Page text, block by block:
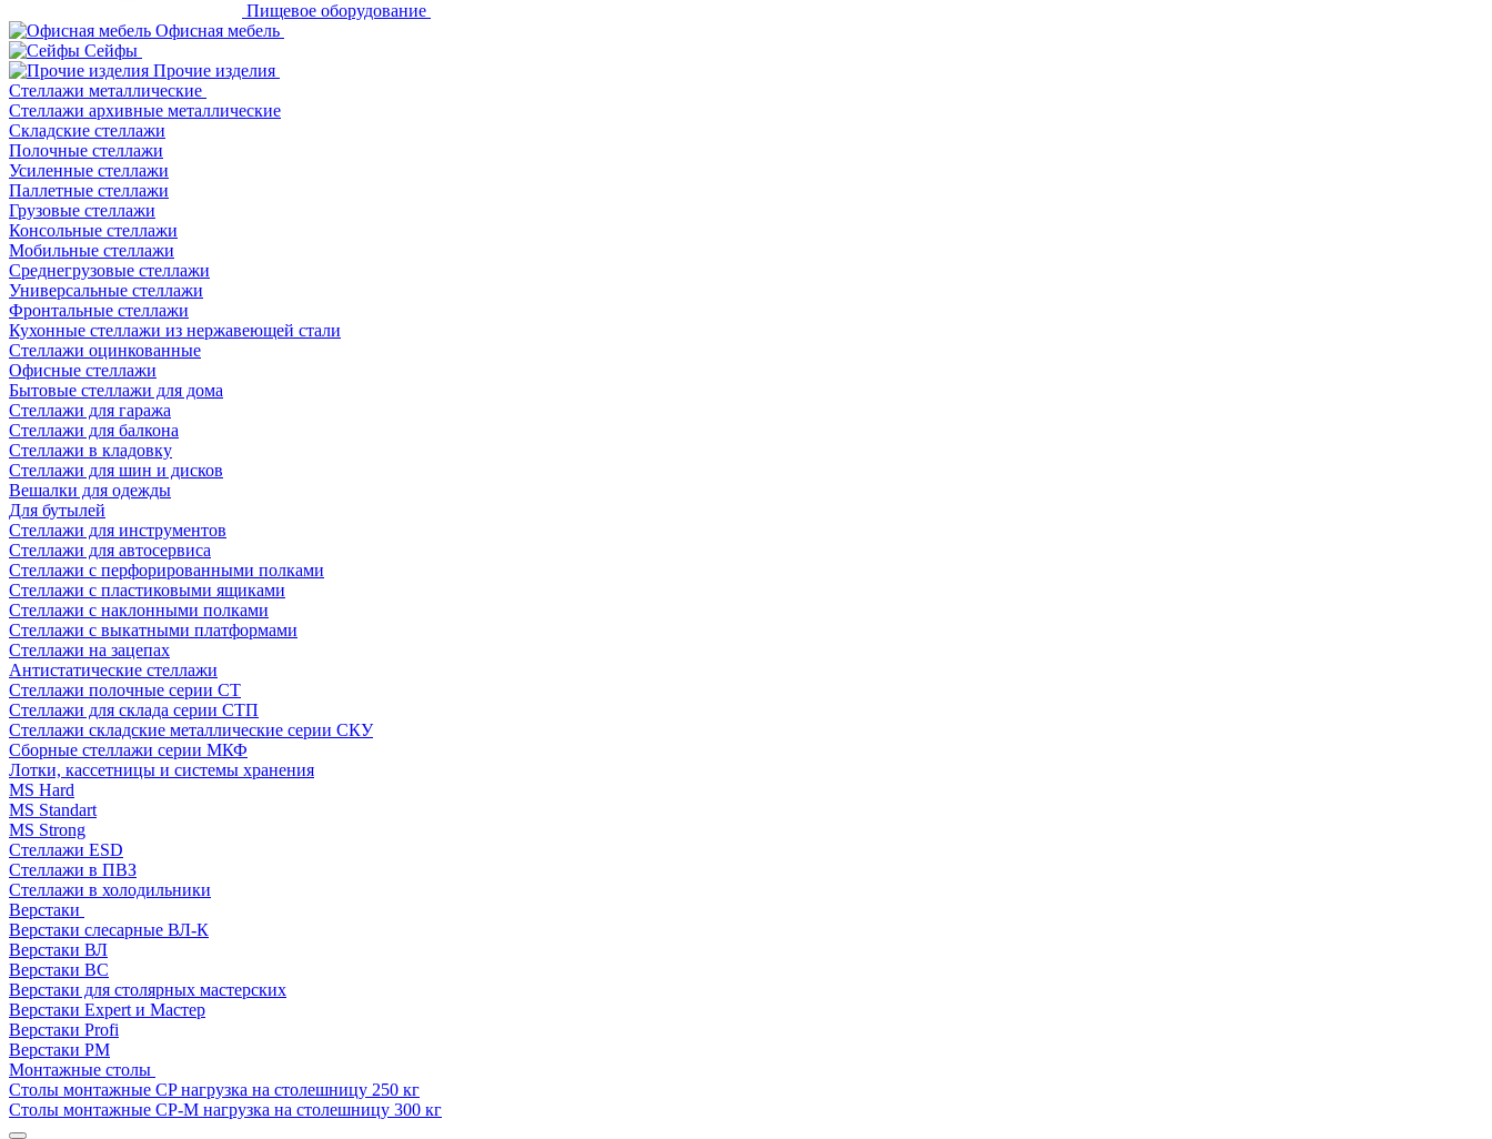
Пищевое оборудование
Офисная мебель
Сейфы
Прочие изделия
Стеллажи металлические
Cтеллажи архивные металлические
Складские стеллажи
Полочные стеллажи
Усиленные стеллажи
Паллетные стеллажи
Грузовые стеллажи
Консольные стеллажи
Мобильные стеллажи
Среднегрузовые стеллажи
Универсальные стеллажи
Фронтальные стеллажи
Кухонные стеллажи из нержавеющей стали
Стеллажи оцинкованные
Офисные стеллажи
Бытовые стеллажи для дома
Стеллажи для гаража
Стеллажи для балкона
Стеллажи в кладовку
Стеллажи для шин и дисков
Вешалки для одежды
Для бутылей
Стеллажи для инструментов
Стеллажи для автосервиса
Стеллажи с перфорированными полками
Стеллажи с пластиковыми ящиками
Стеллажи с наклонными полками
Стеллажи с выкатными платформами
Стеллажи на зацепах
Антистатические стеллажи
Стеллажи полочные серии СТ
Стеллажи для склада серии СТП
Стеллажи складские металлические серии СКУ
Сборные стеллажи серии МКФ
Лотки, кассетницы и системы хранения
MS Hard
MS Standart
MS Strong
Стеллажи ESD
Стеллажи в ПВЗ
Стеллажи в холодильники
Верстаки
Верстаки слесарные ВЛ-К
Верстаки ВЛ
Верстаки ВС
Верстаки для столярных мастерских
Верстаки Expert и Мастер
Верстаки Profi
Верстаки РМ
Монтажные столы
Столы монтажные СP нагрузка на столешницу 250 кг
Столы монтажные СР-М нагрузка на столешницу 300 кг